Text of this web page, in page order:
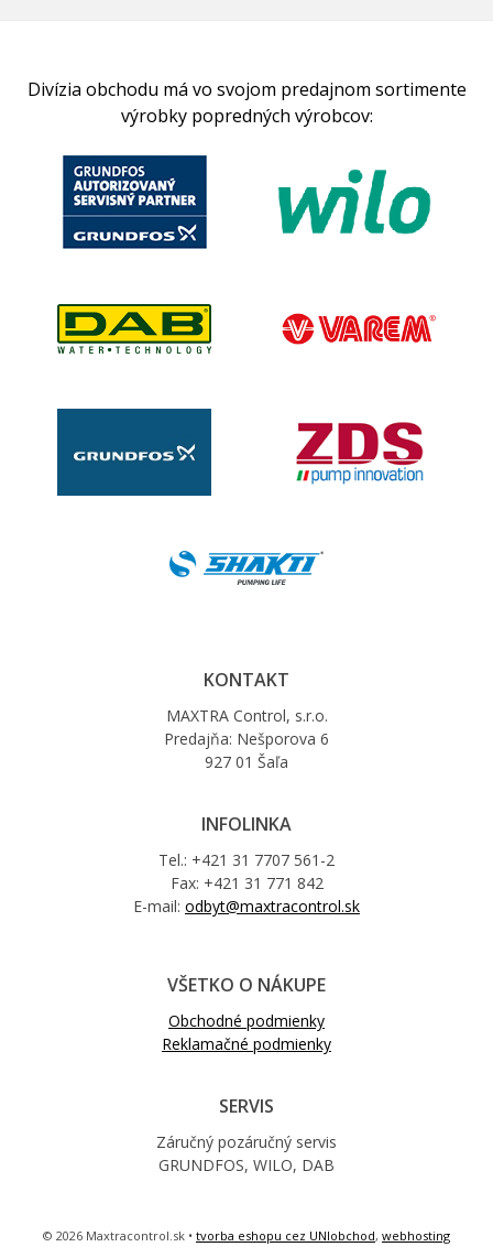
Divízia obchodu má vo svojom predajnom sortimente
výrobky popredných výrobcov:
KONTAKT
MAXTRA Control, s.r.o.
Predajňa: Nešporova 6
927 01 Šaľa
INFOLINKA
Tel.: +421 31 7707 561-2
Fax: +421 31 771 842
E-mail: odbyt@maxtracontrol.sk
VŠETKO O NÁKUPE
Obchodné podmienky
Reklamačné podmienky
SERVIS
Záručný pozáručný servis
GRUNDFOS, WILO, DAB
© 2026 Maxtracontrol.sk • tvorba eshopu cez UNIobchod, webhosting